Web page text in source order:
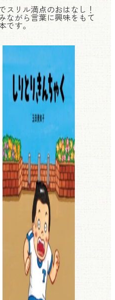
スリル満点のおはなし！
ながら言葉に興味をもて
です。